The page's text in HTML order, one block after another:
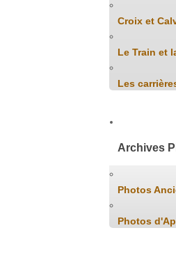
Croix et
Le Train et
Les
Archives
Photos
Photos